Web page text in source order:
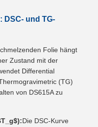
DSC- und TG-
Folie hängt
Zustand mit der
Differential
(TG)
von DS615A zu
Die DSC-Kurve